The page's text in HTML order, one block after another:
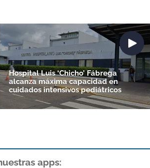
Hospital Luis ‘Chicho’ Fábrega
alcanza máxima capacidad en
cuidados intensivos pediátricos
apps: